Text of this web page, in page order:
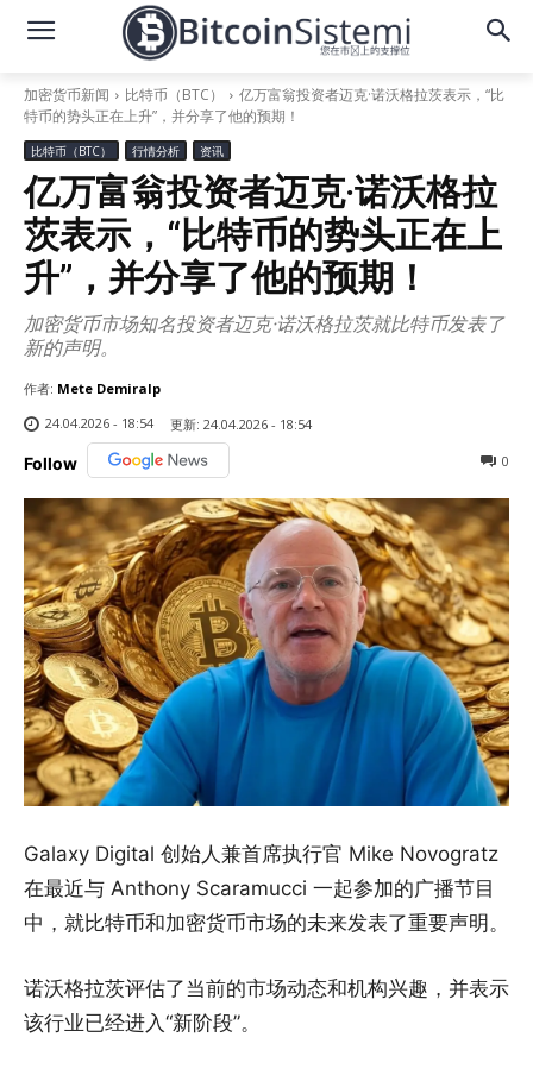
加密货币新闻 比特币（BTC）
亿万富翁投资者迈克·诺沃格拉茨表示，“比
特币的势头正在上升”，并分享了他的预期！
比特币（BTC） 行情分析 资讯
亿万富翁投资者迈克·诺沃格拉
茨表示，“比特币的势头正在上
升”，并分享了他的预期！
加密货币市场知名投资者迈克·诺沃格拉茨就比特币发表了
新的声明。
作者: Mete Demiralp
24.04.2026 - 18:54
更新: 24.04.2026 - 18:54
Follow 0
Galaxy Digital 创始人兼首席执行官 Mike Novogratz
在最近与 Anthony Scaramucci 一起参加的广播节目
中，就比特币和加密货币市场的未来发表了重要声明。
诺沃格拉茨评估了当前的市场动态和机构兴趣，并表示
该行业已经进入“新阶段”。